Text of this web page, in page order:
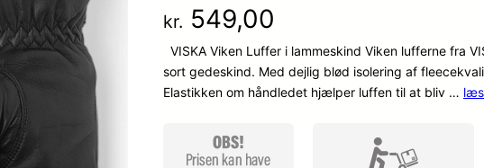
kr. 549,00
VISKA Viken Luffer i lammeskind Viken lufferne fra
sort gedeskind. Med dejlig blød isolering af
Elastikken om håndledet hjælper luffen til at bliv …